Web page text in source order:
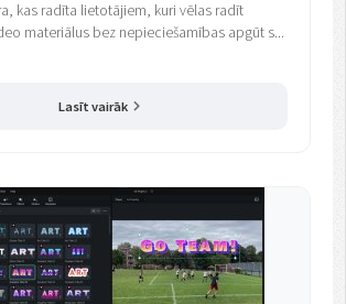
kas radīta lietotājiem, kuri vēlas radīt
materiālus bez nepieciešamības apgūt s...
Lasīt vairāk